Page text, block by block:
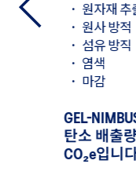
·
원자재 추
·
원사 방적
·
섬유 방직
·
염색
·
마감
GEL-
탄소 배출
CO₂e입니